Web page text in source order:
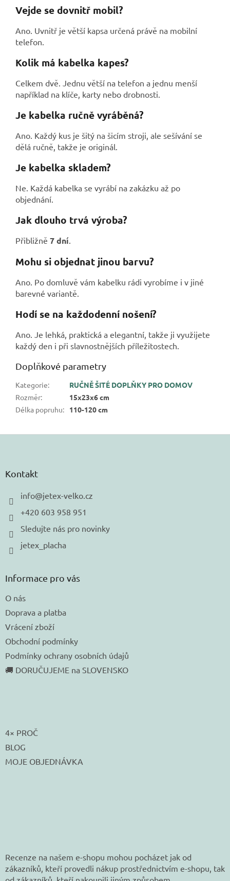
Vejde se dovnitř mobil?
Ano. Uvnitř je větší kapsa určená právě na mobilní
telefon.
Kolik má kabelka kapes?
Celkem dvě.
Jednu větší na telefon a jednu menší
například na klíče, karty nebo drobnosti.
Je kabelka ručně vyráběná?
Ano. Každý kus je šitý na šicím stroji, ale sešívání se
dělá ručně, takže je originál.
Je kabelka skladem?
Ne. Každá kabelka se vyrábí na zakázku až po
objednání.
Jak dlouho trvá výroba?
Přibližně 7 dní
Mohu si objednat jinou barvu?
Ano. Po domluvě vám kabelku rádi vyrobíme i v jiné
barevné variantě.
Hodí se na každodenní nošení?
Ano. Je lehká, praktická a elegantní, takže ji využijete
každý den i při slavnostnějších příležitostech.
Doplňkové parametry
Kategorie:
RUČNĚ ŠITÉ DOPLŇKY PRO DOMOV
Rozměr:
15x23x6 cm
Délka popruhu: 110-120 cm
Kontakt
info@jetex-velko.cz
+420 603 958 951
Sledujte nás pro novinky
jetex_placha
Informace pro vás
O nás
Doprava a platba
Vrácení zboží
Obchodní podmínky
Podmínky ochrany osobních údajů
🚚 DORUČUJEME na SLOVENSKO
4× PROČ
BLOG
MOJE OBJEDNÁVKA
Recenze na našem e-shopu mohou pocházet jak od
zákazníků, kteří provedli nákup prostřednictvím e-shopu, tak